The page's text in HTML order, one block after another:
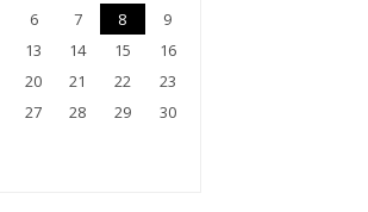
6 7 8
9
13 14 15
16
20 21 22
23
27 28 29
30